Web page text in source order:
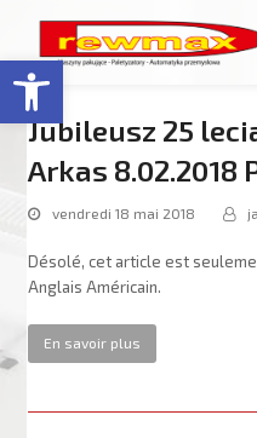
Ouvrir la barre d’outils
Jubileusz 25
Arkas 8.02.2018
vendredi 18 mai 2018
Désolé, cet article est
Anglais Américain.
En savoir plus